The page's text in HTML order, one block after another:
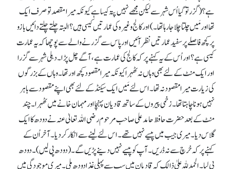
ہے؟ (گزر تو گیا اُس شہر سے لیکن مجھے نہیں پتہ کیسا ہے کیونکہ میرا مقصد تو صرف ایک
تھا اور مَیں چلتا چلا جا رہا تھا۔) اور کالج وغیرہ کی عمارتیں کیسی ہیں؟ البتہ چلتے چلتے دائیں بازو
پر کچھ فاصلے پر سفید عمارتیں نظر آئیں اور پاس سے گزرنے والے سے پوچھا کہ یہ عمارت
کیسی ہے؟ اور اُس کے یہ کہنے پر کہ کالج کی عمارت ہے، آگے چل پڑا۔ دہلی شہرسے گزرا
اور ایک منٹ کے لئے بھی وہاں نہ ٹھہرا کیونکہ میرا مقصود کچھ اور تھا۔ وہاں کے بزرگوں
کی زیارت میرا مقصودنہ تھا۔ اس لئے مَیں ایک سیکنڈ کے لئے بھی اپنے مقصود سے باہر
نہیں ہونا چاہتا تھا۔ زخمی پیروں کے ساتھ قادیان پہنچا اور مہمان خانے میں ٹھہرا۔ چند
منٹ کے بعد حضرت حافظ حامد علی صاحب مرحوم رضی اللہ تعالیٰ عنہ نے دودھ کا ایک
گلاس دیا۔ میری جیب میں پیسے نہیں تھے۔ اس لئے لینے سے انکار کر دیا۔ آخر اُن کے
کہنے پر کہ خرچ سے نہ ڈریں۔ آپ کو پیسے نہیں دینے پڑیں گے۔ (دودھ پی لیں)۔ دودھ
پی لیا۔ الحمد للہ علیٰ ذالک کہ قادیان میں سب سے پہلی غذا دودھ ملی۔ میری موجودگی میں